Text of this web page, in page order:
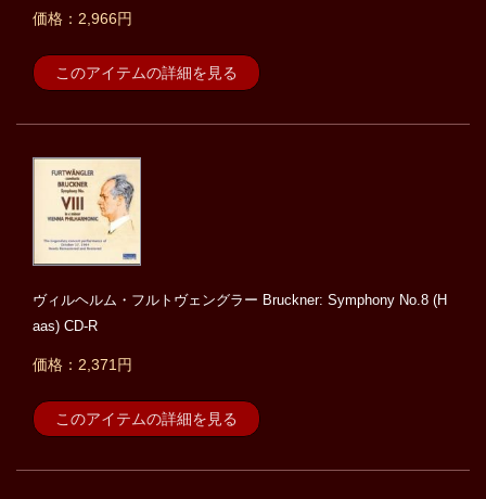
価格：2,966円
このアイテムの詳細を見る
ヴィルヘルム・フルトヴェングラー Bruckner: Symphony No.8 (H
aas) CD-R
価格：2,371円
このアイテムの詳細を見る